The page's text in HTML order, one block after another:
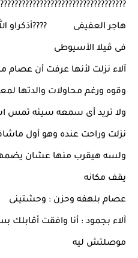
هاجر العفيفى ????أذكراو
فى ڤيلا الأسيوطى
آلاء نزلت لأنها عرفت أن
وقوه ورغم محاولات والدتها
ولا تريد أى سمعه سيئه تمس
نزلت وراحت عنده وهو أول
ولسه هيقرب منها عشان
يقف مكانه
عصام بلهفه وحزن : وحشتينى
آلاء بجمود : أنا وافقت
موصلتش ليه